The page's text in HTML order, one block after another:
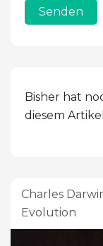
Senden
Bisher hat
diesem
Charles
Evolution